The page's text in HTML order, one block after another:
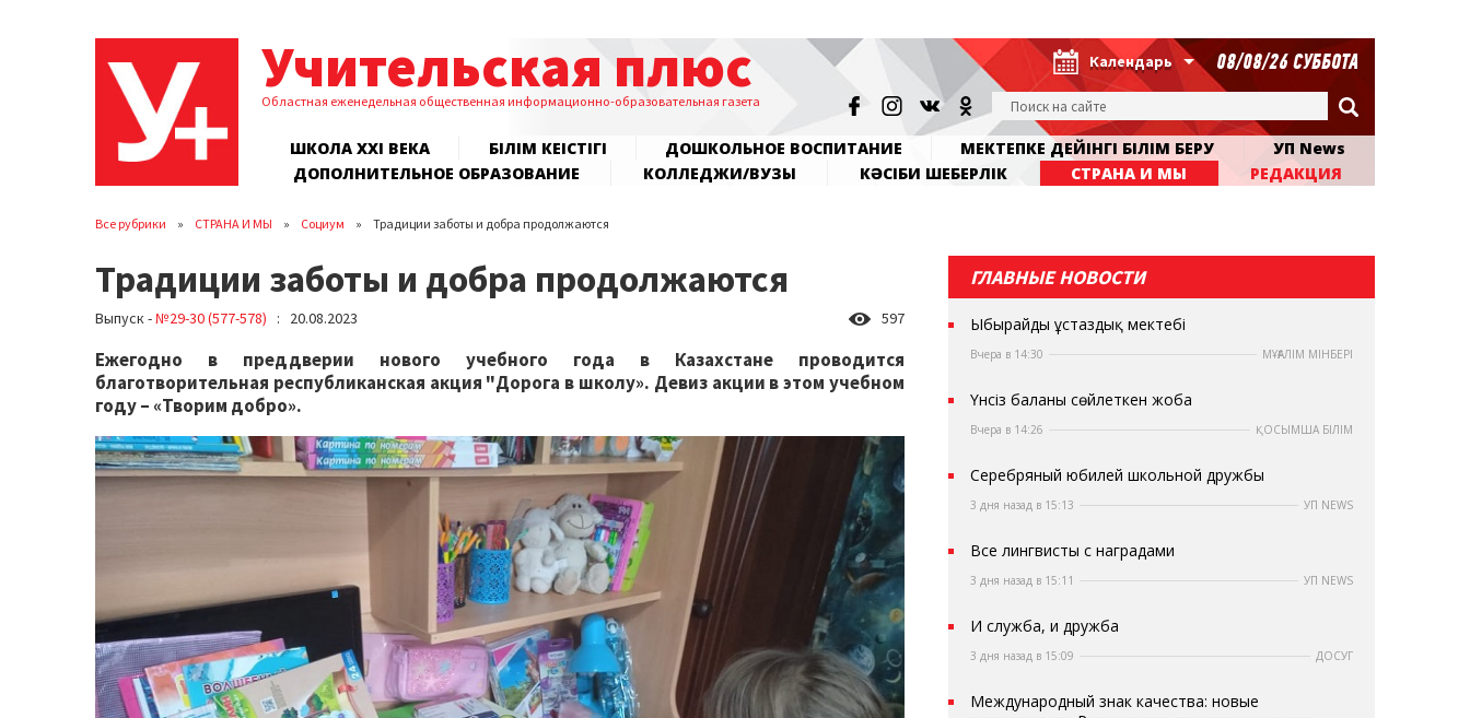
Учительская плюс
Областная еженедельная общественная информационно-образовательная газета
Календарь 08/08/26 СУББОТА
ШКОЛА XXI ВЕКА БІЛІМ КЕҢІСТІГІ ДОШКОЛЬНОЕ ВОСПИТАНИЕ МЕКТЕПКЕ ДЕЙІНГІ БІЛІМ БЕРУ
УП News
ДОПОЛНИТЕЛЬНОЕ ОБРАЗОВАНИЕ
КОЛЛЕДЖИ/ВУЗЫ КӘСІБИ ШЕБЕРЛІК СТРАНА И МЫ РЕДАКЦИЯ
Все рубрики СТРАНА И МЫ Социум Традиции заботы и добра продолжаются
Традиции заботы и добра продолжаются
Выпуск -№29-30 (577-578) : 20.08.2023 597
Ежегодно в преддверии нового учебного года в Казахстане проводится
благотворительная республиканская акция "Дорога в школу». Девиз акции в этом учебном
году – «Творим добро».
ГЛАВНЫЕ НОВОСТИ
Ыбырайдың ұстаздық мектебі
Вчера в 14:30 МҰҒАЛІМ МІНБЕРІ
Үнсіз баланы сөйлеткен жоба
Вчера в 14:26 ҚОСЫМША БІЛІМ
Серебряный юбилей школьной дружбы
3 дня назад в 15:13 УП NEWS
Все лингвисты с наградами
3 дня назад в 15:11 УП NEWS
И служба, и дружба
3 дня назад в 15:09 ДОСУГ
Международный знак качества: новые